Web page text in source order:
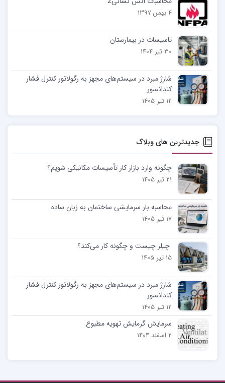
4 بهمن 1397
تاسیسات در بیمارستان‌
30 تیر 1404
شارژ مبرد در سیستم‌های مجهز به رگولاتور کنترل فشار
کندانسور
12 تیر 1405
جدیدترین های وبلاگ
چگونه وارد بازار کار تأسیسات مکانیکی شویم؟
21 تیر 1405
محاسبه بار سرمایشی ساختمان به زبان ساده
17 تیر 1405
چیلر چیست و چگونه کار می‌کند؟
15 تیر 1405
شارژ مبرد در سیستم‌های مجهز به رگولاتور کنترل فشار
کندانسور
12 تیر 1405
سرمایش گرمایش تهویه مطبوع
2 اسفند 1404